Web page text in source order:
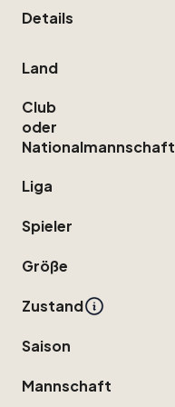
Details
Land
Club
oder
Nationalmannschaft
Liga
Spieler
Größe
Zustand
Saison
Mannschaft